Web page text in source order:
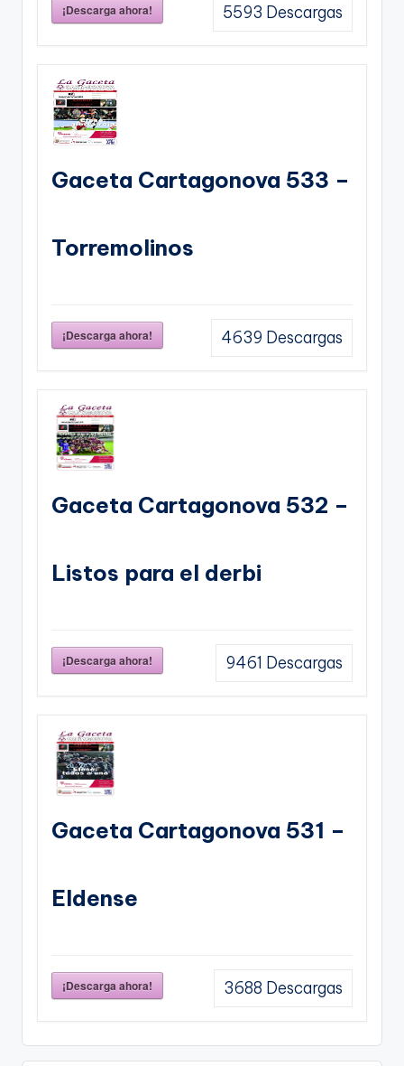
¡Descarga ahora! 5593 Descargas
Gaceta Cartagonova 533 –
Torremolinos
¡Descarga ahora! 4639 Descargas
Gaceta Cartagonova 532 –
Listos para el derbi
¡Descarga ahora! 9461 Descargas
Gaceta Cartagonova 531 –
Eldense
¡Descarga ahora! 3688 Descargas